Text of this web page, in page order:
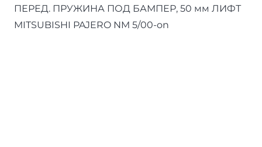
ПЕРЕД. ПРУЖИНА ПОД БАМПЕР, 50 мм ЛИФТ
MITSUBISHI PAJERO NM 5/00-on